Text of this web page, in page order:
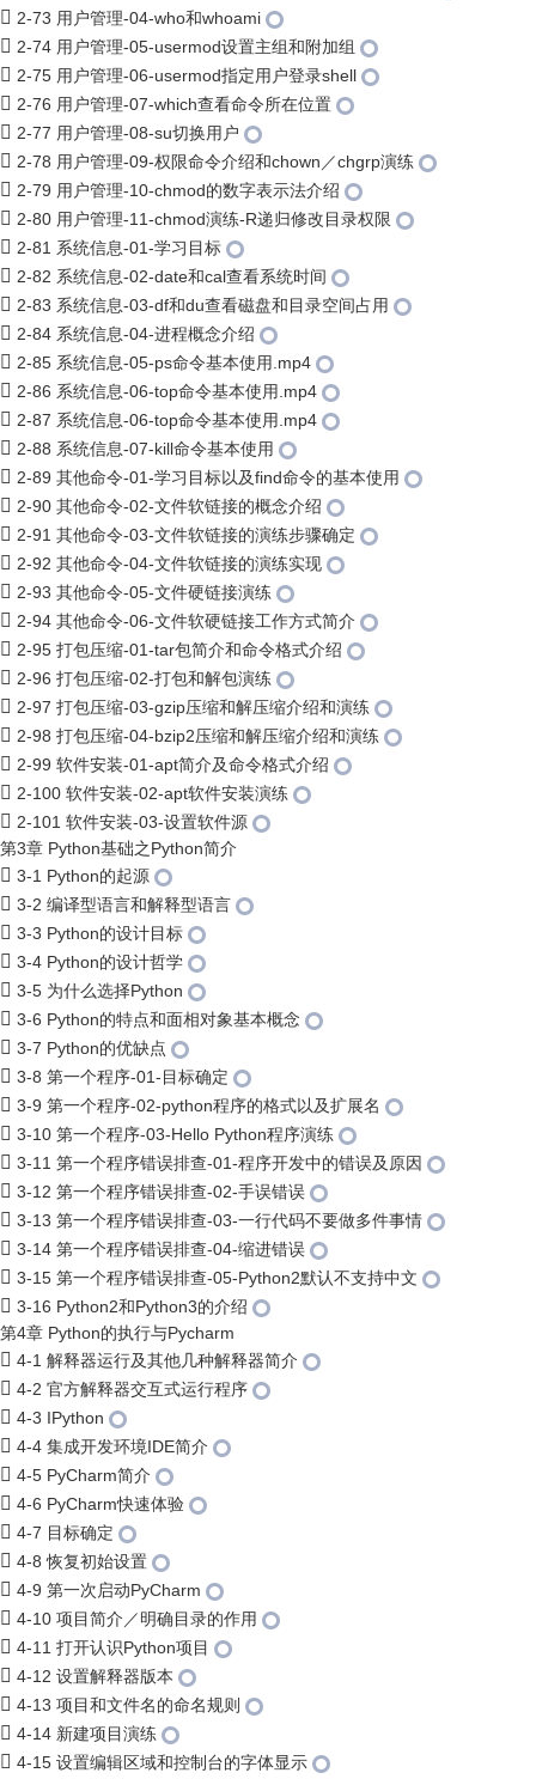
2-73 用户管理-04-who和whoami
2-74 用户管理-05-usermod设置主组和附加组
2-75 用户管理-06-usermod指定用户登录shell
2-76 用户管理-07-which查看命令所在位置
2-77 用户管理-08-su切换用户
2-78 用户管理-09-权限命令介绍和chown／chgrp演练
2-79 用户管理-10-chmod的数字表示法介绍
2-80 用户管理-11-chmod演练-R递归修改目录权限
2-81 系统信息-01-学习目标
2-82 系统信息-02-date和cal查看系统时间
2-83 系统信息-03-df和du查看磁盘和目录空间占用
2-84 系统信息-04-进程概念介绍
2-85 系统信息-05-ps命令基本使用.mp4
2-86 系统信息-06-top命令基本使用.mp4
2-87 系统信息-06-top命令基本使用.mp4
2-88 系统信息-07-kill命令基本使用
2-89 其他命令-01-学习目标以及find命令的基本使用
2-90 其他命令-02-文件软链接的概念介绍
2-91 其他命令-03-文件软链接的演练步骤确定
2-92 其他命令-04-文件软链接的演练实现
2-93 其他命令-05-文件硬链接演练
2-94 其他命令-06-文件软硬链接工作方式简介
2-95 打包压缩-01-tar包简介和命令格式介绍
2-96 打包压缩-02-打包和解包演练
2-97 打包压缩-03-gzip压缩和解压缩介绍和演练
2-98 打包压缩-04-bzip2压缩和解压缩介绍和演练
2-99 软件安装-01-apt简介及命令格式介绍
2-100 软件安装-02-apt软件安装演练
2-101 软件安装-03-设置软件源
第3章 Python基础之Python简介
3-1 Python的起源
3-2 编译型语言和解释型语言
3-3 Python的设计目标
3-4 Python的设计哲学
3-5 为什么选择Python
3-6 Python的特点和面相对象基本概念
3-7 Python的优缺点
3-8 第一个程序-01-目标确定
3-9 第一个程序-02-python程序的格式以及扩展名
3-10 第一个程序-03-Hello Python程序演练
3-11 第一个程序错误排查-01-程序开发中的错误及原因
3-12 第一个程序错误排查-02-手误错误
3-13 第一个程序错误排查-03-一行代码不要做多件事情
3-14 第一个程序错误排查-04-缩进错误
3-15 第一个程序错误排查-05-Python2默认不支持中文
3-16 Python2和Python3的介绍
第4章 Python的执行与Pycharm
4-1 解释器运行及其他几种解释器简介
4-2 官方解释器交互式运行程序
4-3 IPython
4-4 集成开发环境IDE简介
4-5 PyCharm简介
4-6 PyCharm快速体验
4-7 目标确定
4-8 恢复初始设置
4-9 第一次启动PyCharm
4-10 项目简介／明确目录的作用
4-11 打开认识Python项目
4-12 设置解释器版本
4-13 项目和文件名的命名规则
4-14 新建项目演练
4-15 设置编辑区域和控制台的字体显示